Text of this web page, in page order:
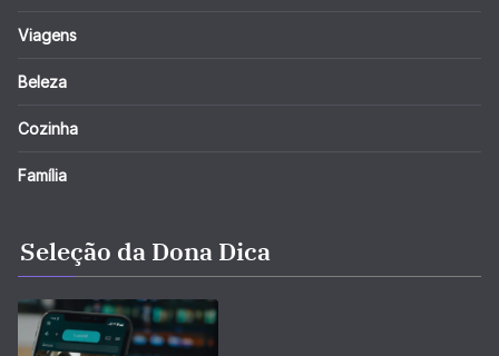
Viagens
Beleza
Cozinha
Família
Seleção da Dona Dica